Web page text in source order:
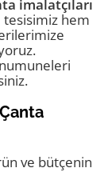
imalatçıları
tesisimiz hem
ve bütçenin